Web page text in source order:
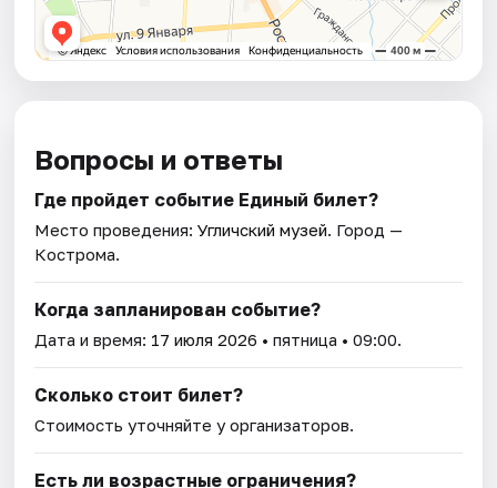
Вопросы и ответы
Где пройдет событие Единый билет?
Место проведения:Угличский музей. Город —
Кострома.
Когда запланирован событие?
Дата и время: 17 июля 2026 • пятница • 09:00.
Сколько стоит билет?
Стоимость уточняйте у организаторов.
Есть ли возрастные ограничения?